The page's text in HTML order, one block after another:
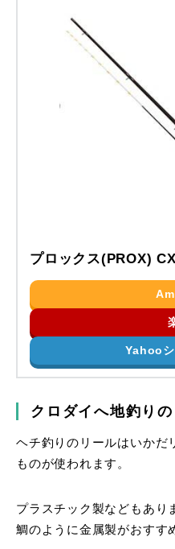
プロックス(PROX)
Yahoo
クロダイへ地釣り
ヘチ釣りのリールはいかだ
ものが使われます。
プラスチック製などもあり
鯛のように金属製がおすす